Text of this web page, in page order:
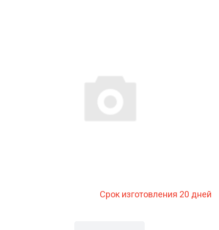
Срок изготовления 20 дней